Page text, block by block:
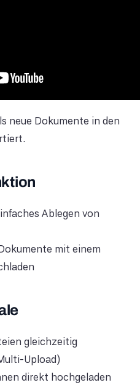
neue Dokumente in den
Ablegen von
mit einem
gleichzeitig
Upload)
direkt hochgeladen